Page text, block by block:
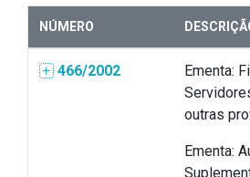
NÚMERO
466/2002
Ementa:
outras
Ementa: